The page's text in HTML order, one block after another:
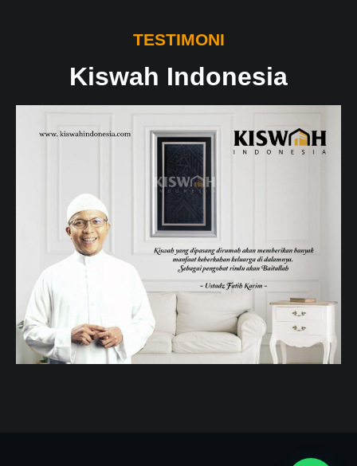
TESTIMONI
Kiswah Indonesia